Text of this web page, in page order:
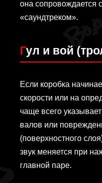
она сопровождается
«саундтреком».
Гул и вой
Если коробка
скорости или на
чаще всего
валов или
(поверхностного
звук меняется при
главной паре.